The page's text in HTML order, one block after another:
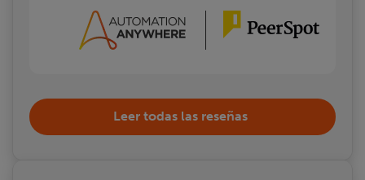
Leer todas las reseñas